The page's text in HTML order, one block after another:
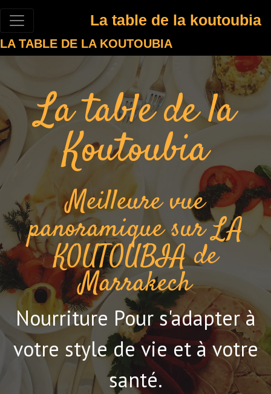
La table de la koutoubia
LA TABLE DE LA KOUTOUBIA
La table de la
Koutoubia
Meilleure vue
panoramique sur LA
KOUTOUBIA de
Marrakech
Nourriture Pour s'adapter à
votre style de vie et à votre
santé.